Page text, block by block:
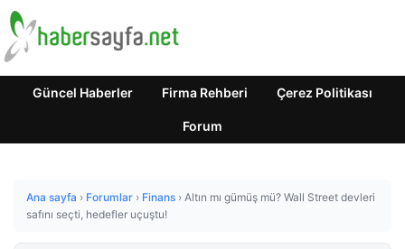
Güncel Haberler Firma Rehberi Çerez Politikası
Forum
Ana sayfa › Forumlar › Finans › Altın mı gümüş mü? Wall Street devleri
safını seçti, hedefler uçuştu!